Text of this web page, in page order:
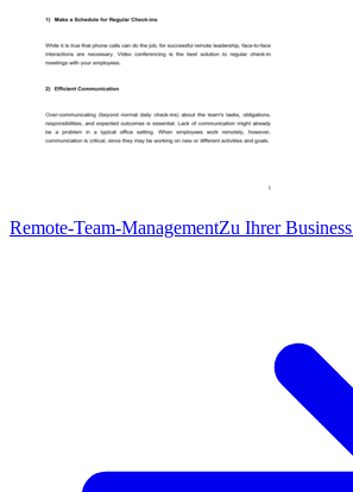
Remote-Team-ManagementZu Ihrer